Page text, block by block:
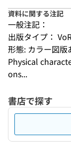
資料に関する注記
一般注記：
出版タイプ：
形態: カラー図版
Physical
ons...
書店で探す